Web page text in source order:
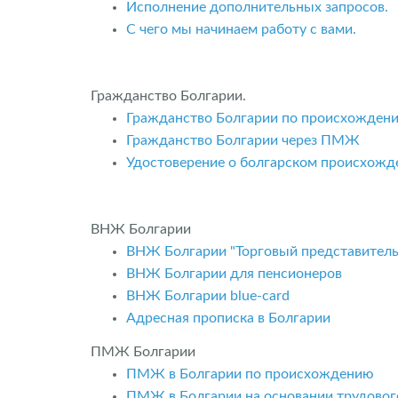
Исполнение дополнительных запросов.
С чего мы начинаем работу с вами.
Гражданство Болгарии.
Гражданство Болгарии по
Гражданство Болгарии через ПМЖ
Удостоверение о болгарском
ВНЖ Болгарии
ВНЖ Болгарии "Торговый
ВНЖ Болгарии для пенсионеров
ВНЖ Болгарии blue-card
Адресная прописка в Болгарии
ПМЖ Болгарии
ПМЖ в Болгарии по происхождению